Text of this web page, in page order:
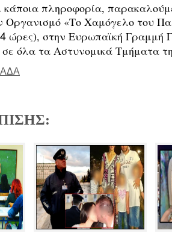
κάποια πληροφορία,
Οργανισμό «Το Χαμόγελο του
ώρες), στην Ευρωπαϊκή Γραμμή
σε όλα τα Αστυνομικά Τμήματα